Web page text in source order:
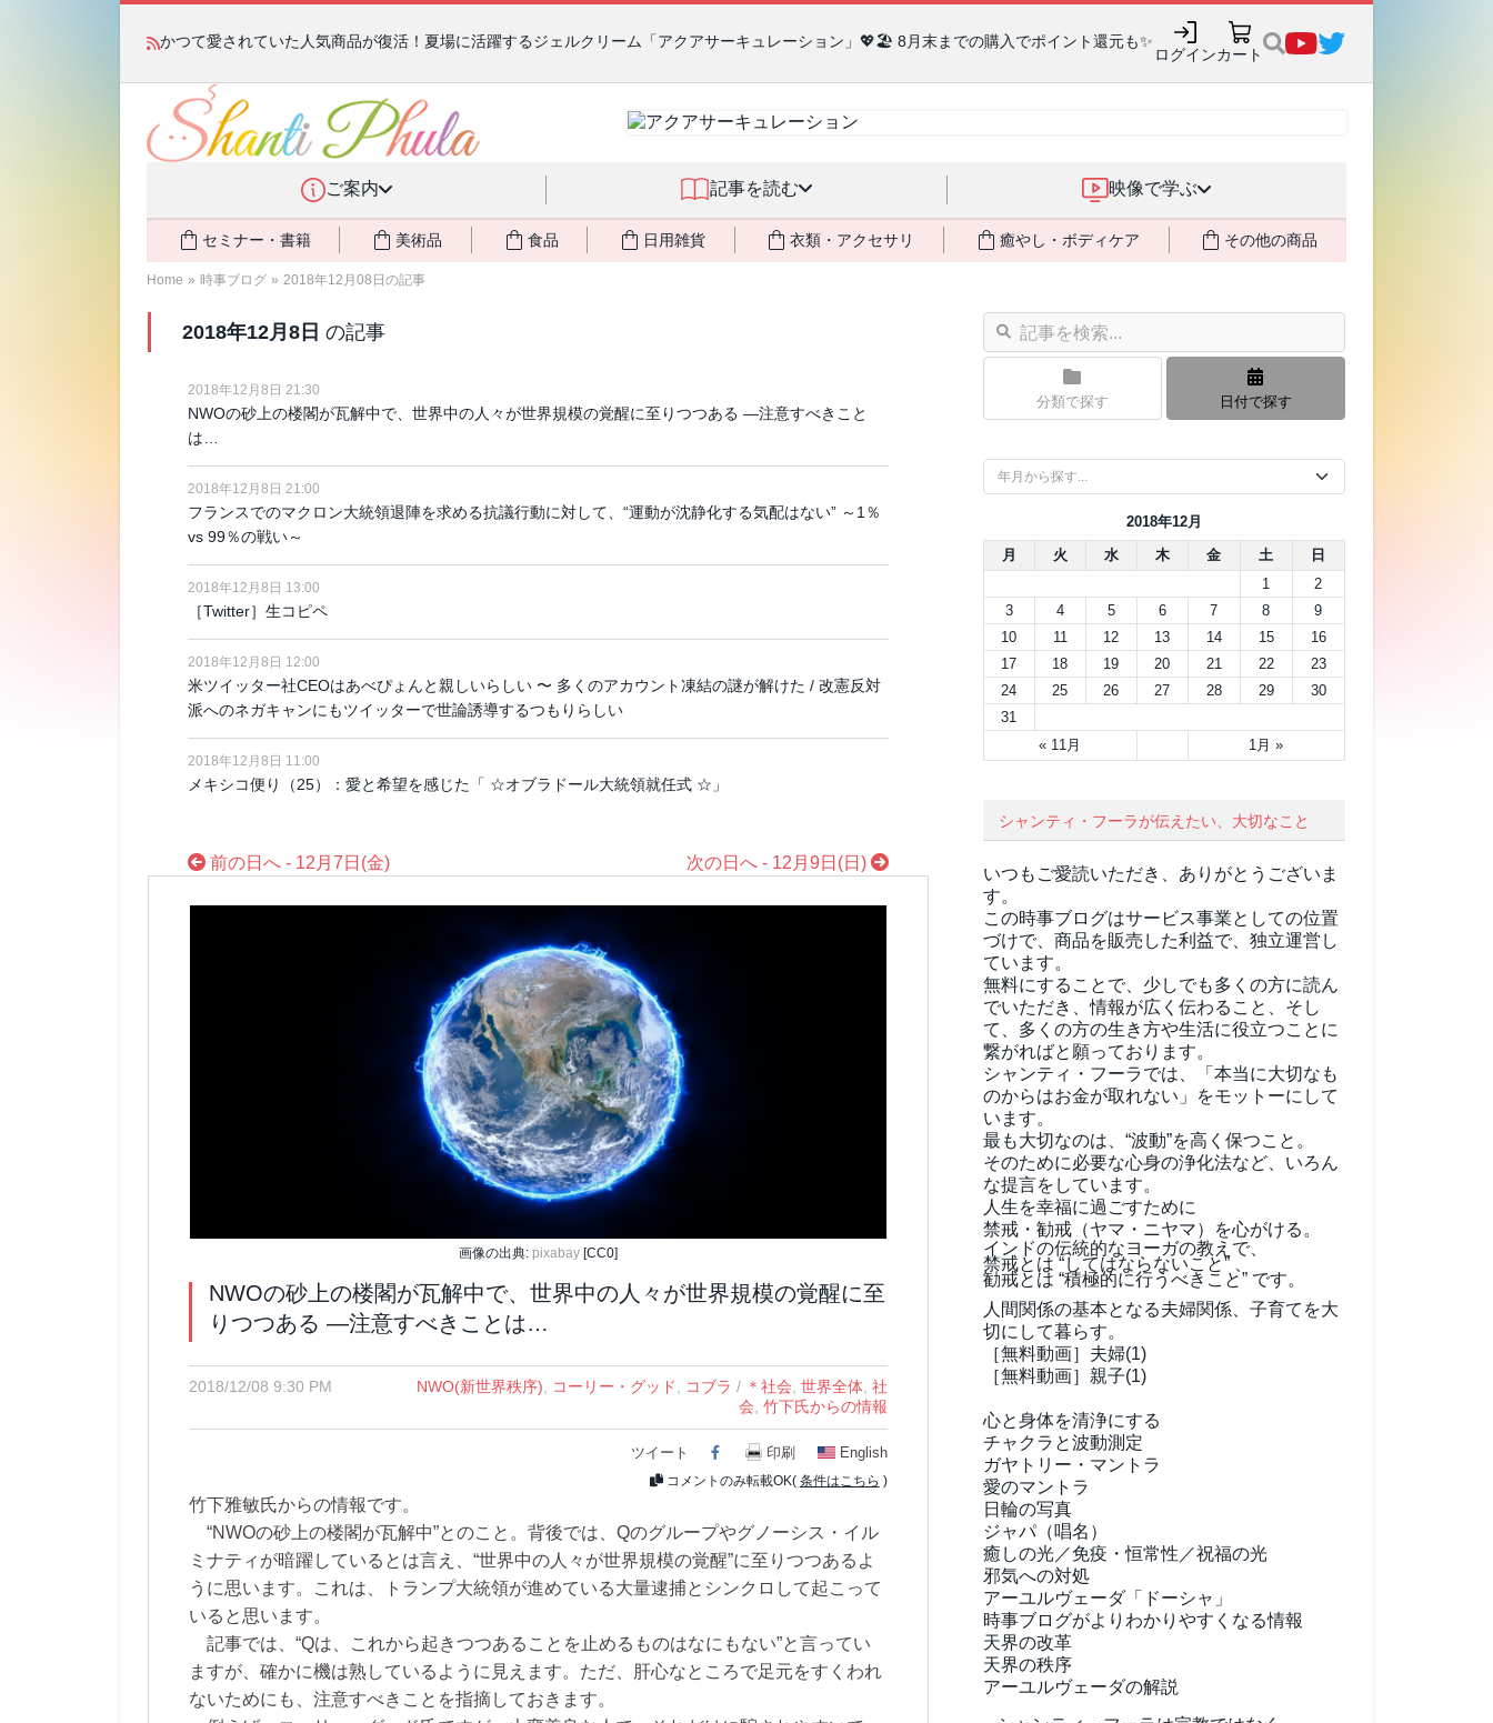
かつて愛されていた人気商品が復活！夏場に活躍するジェルクリーム「アクアサーキュレーション」💖🏖️ 8月末までの購入でポイント還元も✨
ログインカート
ご案内 記事を読む 映像で学ぶ
セミナー・書籍 美術品 食品 日用雑貨 衣類・アクセサリ 癒やし・ボディケア その他の商品
Home » 時事ブログ » 2018年12月08日の記事
2018年12月8日 の記事
2018年12月8日 21:30
NWOの砂上の楼閣が瓦解中で、世界中の人々が世界規模の覚醒に至りつつある ―注意すべきこと
は…
2018年12月8日 21:00
フランスでのマクロン大統領退陣を求める抗議行動に対して、“運動が沈静化する気配はない” ～1％
vs 99％の戦い～
2018年12月8日 13:00
［Twitter］生コピペ
2018年12月8日 12:00
米ツイッター社CEOはあべぴょんと親しいらしい 〜 多くのアカウント凍結の謎が解けた / 改憲反対
派へのネガキャンにもツイッターで世論誘導するつもりらしい
2018年12月8日 11:00
メキシコ便り（25）：愛と希望を感じた「 ☆オブラドール大統領就任式 ☆」
前の日へ - 12月7日(金) 次の日へ - 12月9日(日)
画像の出典: pixabay[CC0]
NWOの砂上の楼閣が瓦解中で、世界中の人々が世界規模の覚醒に至
りつつある ―注意すべきことは…
2018/12/08 9:30 PM NWO(新世界秩序) コーリー・グッド コブラ / ＊社会 世界全体, 社
会 竹下氏からの情報
ツイート Facebook
印刷 English
コメントのみ転載OK( 条件はこちら )
竹下雅敏氏からの情報です。
“NWOの砂上の楼閣が瓦解中”とのこと。背後では、Qのグループやグノーシス・イル
ミナティが暗躍しているとは言え、“世界中の人々が世界規模の覚醒”に至りつつあるよ
うに思います。これは、トランプ大統領が進めている大量逮捕とシンクロして起こって
いると思います。
記事では、“Qは、これから起きつつあることを止めるものはなにもない”と言ってい
ますが、確かに機は熟しているように見えます。ただ、肝心なところで足元をすくわれ
ないためにも、注意すべきことを指摘しておきます。
分類で探す 日付で探す
2018年12月
月
火 水 木 金 土 日
« 11月 1月 »
1
2
3
4 5 6 7 8
9
10
11 12 13 14 15
16
17
18 19 20 21 22
23
24
25 26 27 28 29
30
31
シャンティ・フーラが伝えたい、大切なこと
いつもご愛読いただき、ありがとうございま
す。
この時事ブログはサービス事業としての位置
づけで、商品を販売した利益で、独立運営し
ています。
無料にすることで、少しでも多くの方に読ん
でいただき、情報が広く伝わること、そし
て、 多くの方の生き方や生活に役立つことに
繋がればと願っております。
シャンティ・フーラでは、「本当に大切なも
のからはお金が取れない」をモットーにして
います。
最も大切なのは、“波動”を高く保つこと。
そのために必要な心身の浄化法など、いろん
な提言をしています。
人生を幸福に過ごすために
禁戒・勧戒（ヤマ・ニヤマ）を心がける。
インドの伝統的なヨーガの教えで、
禁戒とは “してはならないこと” 、
勧戒とは “積極的に行うべきこと” です。
人間関係の基本となる夫婦関係、子育てを大
切にして暮らす。
［無料動画］夫婦(1)
［無料動画］親子(1)
心と身体を清浄にする
チャクラと波動測定
ガヤトリー・マントラ
愛のマントラ
日輪の写真
ジャパ（唱名）
癒しの光／免疫・恒常性／祝福の光
邪気への対処
アーユルヴェーダ「ドーシャ」
時事ブログがよりわかりやすくなる情報
天界の改革
天界の秩序
アーユルヴェーダの解説